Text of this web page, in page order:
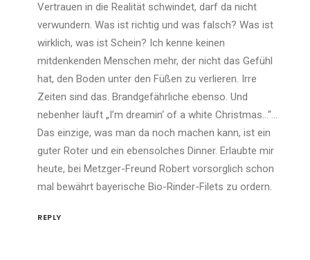
Vertrauen in die Realität schwindet, darf da nicht
verwundern. Was ist richtig und was falsch? Was ist
wirklich, was ist Schein? Ich kenne keinen
mitdenkenden Menschen mehr, der nicht das Gefühl
hat, den Boden unter den Füßen zu verlieren. Irre
Zeiten sind das. Brandgefährliche ebenso. Und
nebenher läuft „I’m dreamin‘ of a white Christmas…“…
Das einzige, was man da noch machen kann, ist ein
guter Roter und ein ebensolches Dinner. Erlaubte mir
heute, bei Metzger-Freund Robert vorsorglich schon
mal bewährt bayerische Bio-Rinder-Filets zu ordern.
REPLY